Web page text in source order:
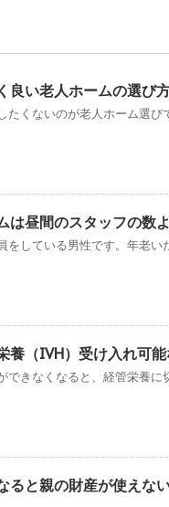
良い老人ホームの選び
たくないのが老人ホーム選
は昼間のスタッフの
をしている男性です。年老
養（IVH）受け入れ可
できなくなると、経管栄養
ると親の財産が使え